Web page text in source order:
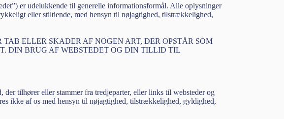
er udelukkende til generelle informationsformål. Alle oplysninger
eller stiltiende, med hensyn til nøjagtighed, tilstrækkelighed,
ELLER SKADER AF NOGEN ART, DER OPSTÅR SOM
DIN BRUG AF WEBSTEDET OG DIN TILLID TIL
tilhører eller stammer fra tredjeparter, eller links til websteder og
ikke af os med hensyn til nøjagtighed, tilstrækkelighed, gyldighed,